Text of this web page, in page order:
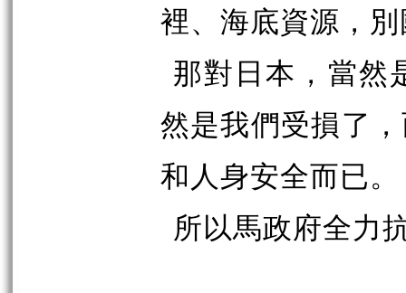
裡、海底資源，
那對日本，當然
然是我們受損了
和人身安全而已。
所以馬政府全力